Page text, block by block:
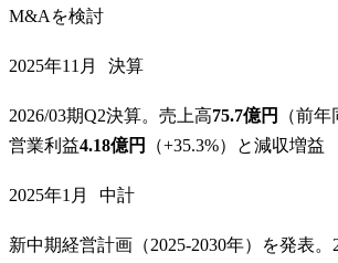
M&Aを検討
2025年11月 決算
2026/03期Q2決算。売上高75.7億円
（前
営業利益4.18億円 （+35.3%）と減収増益
2025年1月 中計
新中期経営計画（2025-2030年）を発表。